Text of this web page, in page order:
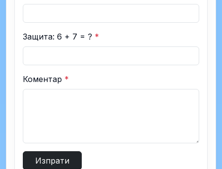
Защита: 6 + 7 = ? *
Коментар *
Изпрати